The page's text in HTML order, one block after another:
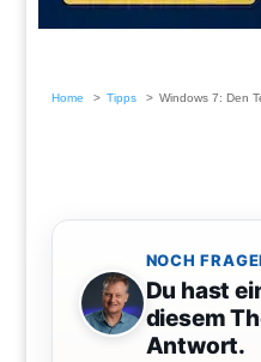
Home Tipps Windows 7: Den
NOCH
Du hast
diesem
Antwort.